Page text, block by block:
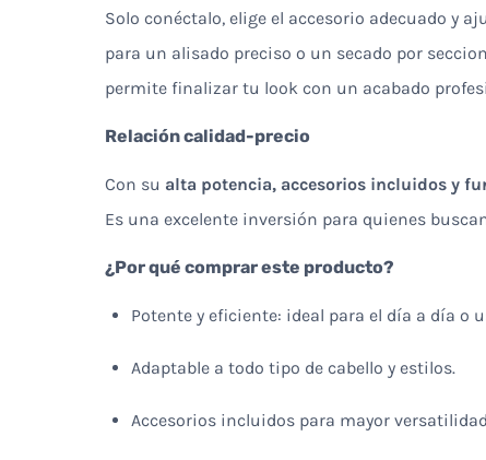
Solo conéctalo, elige el accesorio adecuado y
para un alisado preciso o un secado por
permite finalizar tu look con un acabado
Relación calidad-precio
Con su alta potencia, accesorios incluidos y
Es una excelente inversión para quienes
¿Por qué comprar este producto?
Potente y eficiente: ideal para el día a día o
Adaptable a todo tipo de cabello y estilos.
Accesorios incluidos para mayor